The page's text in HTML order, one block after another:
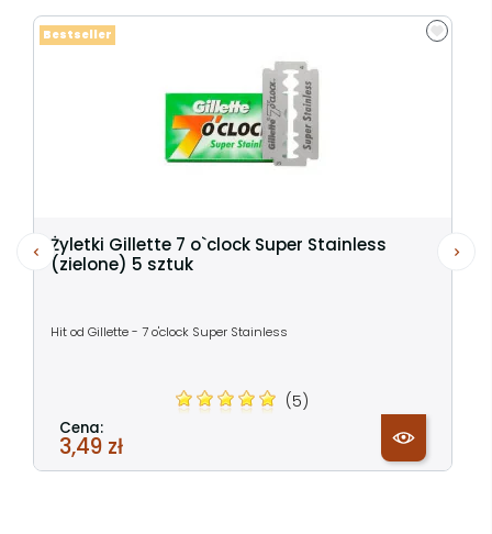
Żyletki Gillette 7 o`clock Super Stainless
(zielone) 5 sztuk
Hit od Gillette - 7 o'clock Super Stainless
(5)
Cena:
3,49 zł
Bestseller